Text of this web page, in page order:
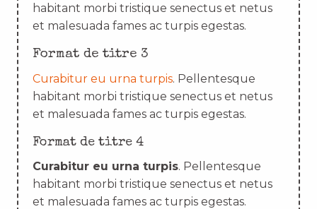
habitant morbi tristique senectus et netus
et malesuada fames ac turpis egestas.
Format de titre 3
Curabitur eu urna turpis. Pellentesque
habitant morbi tristique senectus et netus
et malesuada fames ac turpis egestas.
Format de titre 4
Curabitur eu urna turpis. Pellentesque
habitant morbi tristique senectus et netus
et malesuada fames ac turpis egestas.